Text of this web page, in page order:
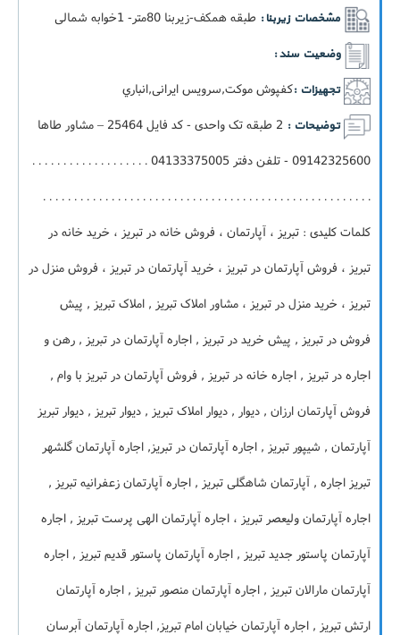
مشخصات زیربنا : طبقه همکف-زيربنا 80متر- 1خوابه شمالی
وضعیت سند :
تجهیزات :کفپوش موکت,سرویس ایرانی,انباري
توضیحات :
2 طبقه تک واحدی - کد فایل 25464 – مشاور طاها
09142325600 - تلفن دفتر 04133375005 . . . . . . . . . . . . . . . . . . .
. . . . . . . . . . . . . . . . . . . . . . . . . . . . . . . . . . . . . . . . . . . . . . . . . . . . .
کلمات کلیدی : تبریز ، آپارتمان ، فروش خانه در تبریز ، خرید خانه در
تبریز ، فروش آپارتمان در تبریز ، خرید آپارتمان در تبریز ، فروش منزل در
تبریز ، خرید منزل در تبریز ، مشاور املاک تبریز , املاک تبریز , پیش
فروش در تبریز , پیش خرید در تبریز , اجاره آپارتمان در تبریز , رهن و
اجاره در تبریز , اجاره خانه در تبریز , فروش آپارتمان در تبریز با وام ,
فروش آپارتمان ارزان , دیوار , دیوار املاک تبریز , دیوار تبریز , دیوار تبریز
آپارتمان , شیپور تبریز , اجاره آپارتمان در تبریز, اجاره آپارتمان گلشهر
تبریز اجاره , آپارتمان شاهگلی تبریز , اجاره آپارتمان زعفرانیه تبریز ,
اجاره آپارتمان ولیعصر تبریز ، اجاره آپارتمان الهی پرست تبریز , اجاره
آپارتمان پاستور جدید تبریز , اجاره آپارتمان پاستور قدیم تبریز , اجاره
آپارتمان مارالان تبریز , اجاره آپارتمان منصور تبریز , اجاره آپارتمان
ارتش تبریز , اجاره آپارتمان خیابان امام تبریز, اجاره آپارتمان آبرسان